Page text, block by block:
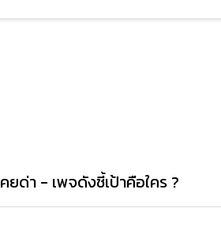
ด่า - เพจดังชี้เป้าคือใคร ?